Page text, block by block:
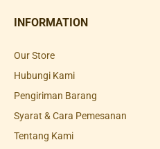
INFORMATION
Our Store
Hubungi Kami
Pengiriman Barang
Syarat & Cara Pemesanan
Tentang Kami